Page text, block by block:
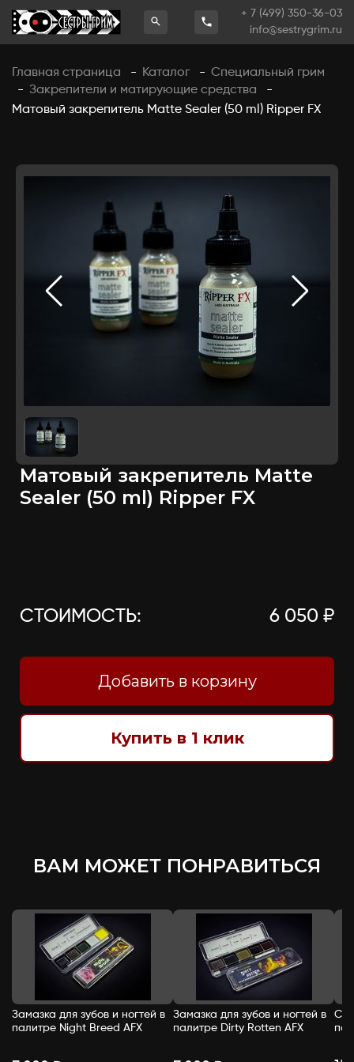
+ 7 (499) 350-36-03
info@sestrygrim.ru
Главная страница - Каталог - Специальный грим
- Закрепители и матирующие средства
-
Матовый закрепитель Matte Sealer (50 ml) Ripper FX
Матовый закрепитель Matte
Sealer (50 ml) Ripper FX
СТОИМОСТЬ: 6 050 ₽
Добавить в корзину
Купить в 1 клик
ВАМ МОЖЕТ ПОНРАВИТЬСЯ
Замазка для зубов и ногтей в
палитре Night Breed AFX
Замазка для зубов и ногтей в
палитре Dirty Rotten AFX